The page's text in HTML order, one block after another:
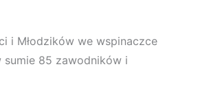
i Młodzików we wspinaczce
sumie 85 zawodników i